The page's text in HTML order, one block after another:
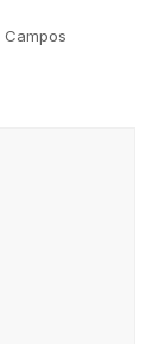
Campos